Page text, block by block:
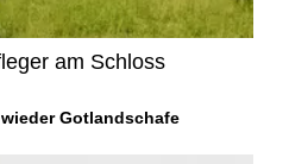
am Schloss
Gotlandschafe